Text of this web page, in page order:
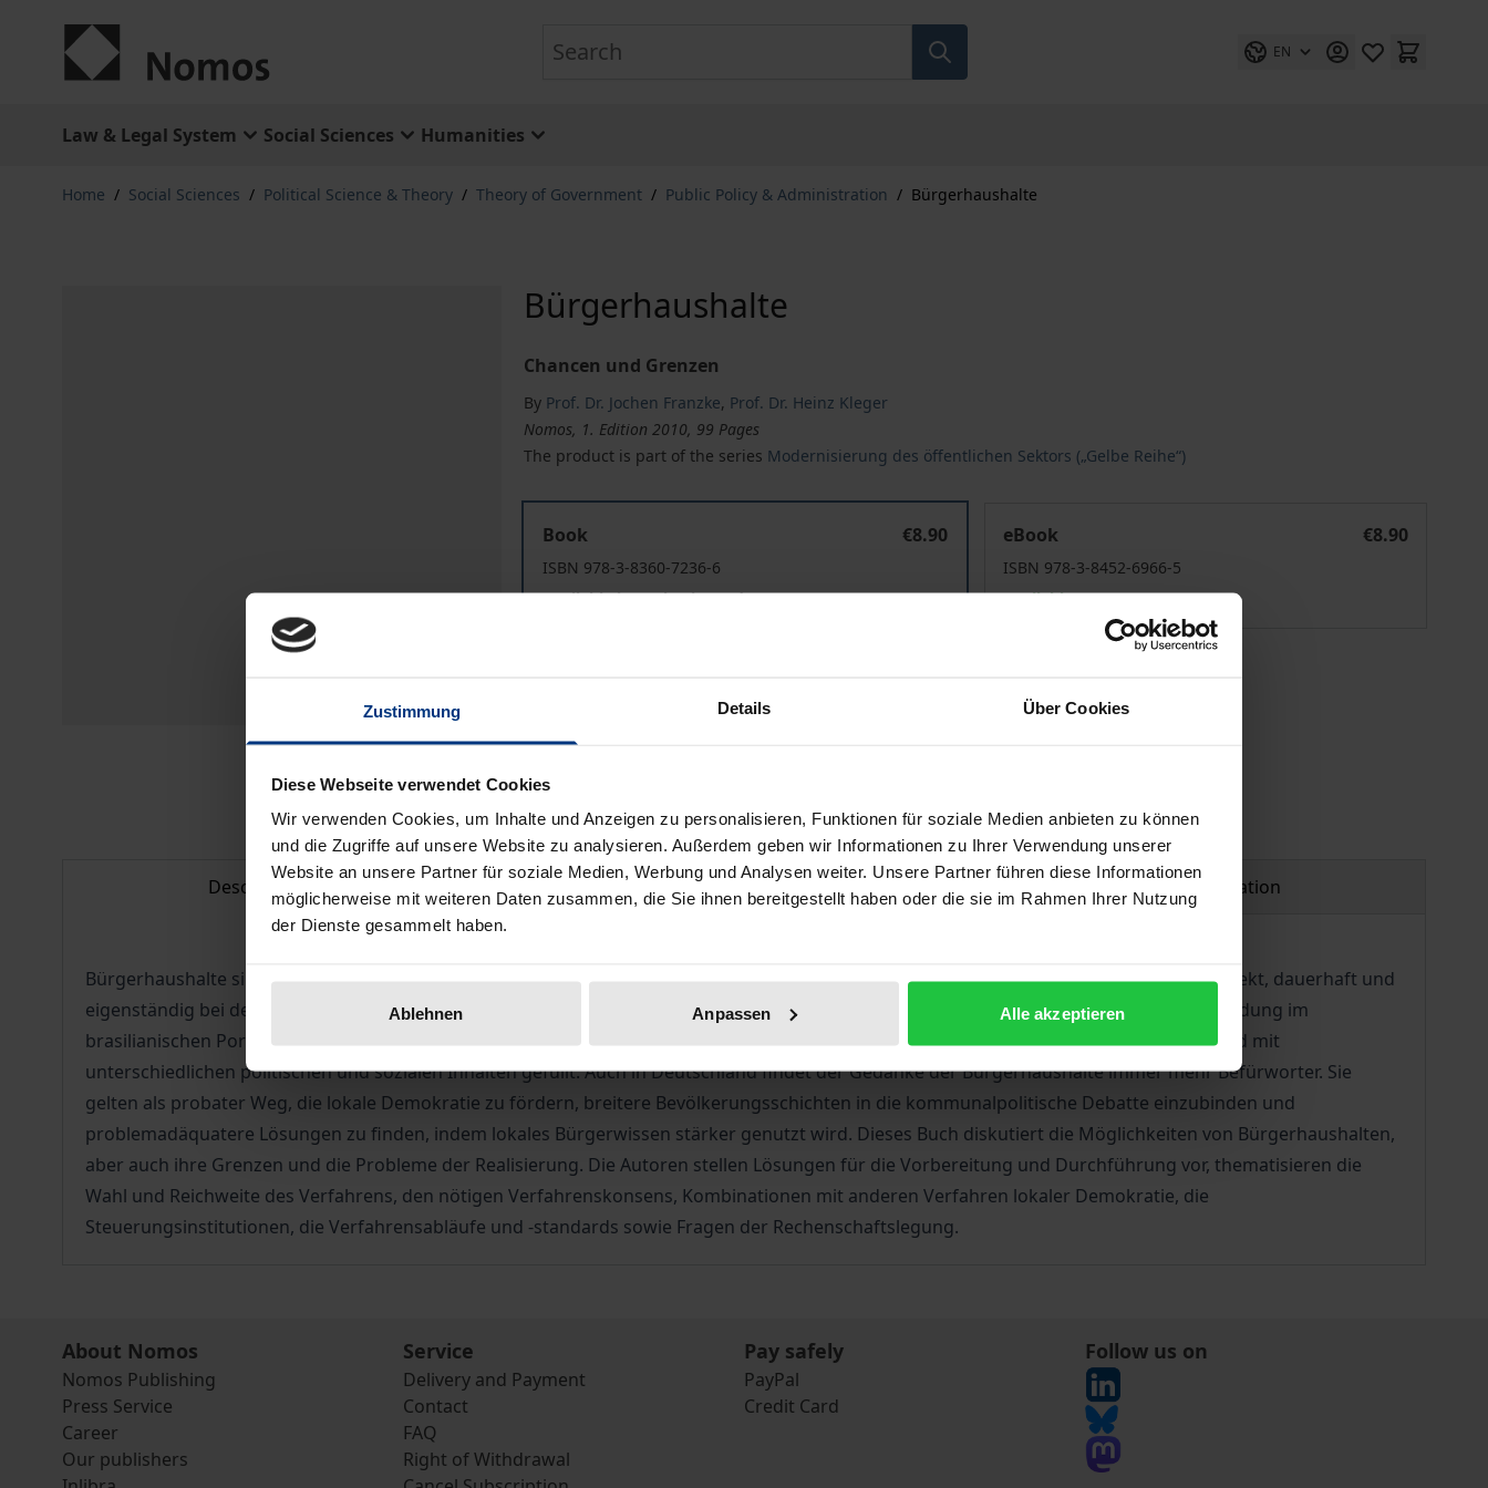
Zustimmung Details Über Cookies
Diese Webseite verwendet Cookies
Wir verwenden Cookies, um Inhalte und Anzeigen zu personalisieren, Funktionen für soziale Medien anbieten zu können
und die Zugriffe auf unsere Website zu analysieren. Außerdem geben wir Informationen zu Ihrer Verwendung unserer
Website an unsere Partner für soziale Medien, Werbung und Analysen weiter. Unsere Partner führen diese Informationen
möglicherweise mit weiteren Daten zusammen, die Sie ihnen bereitgestellt haben oder die sie im Rahmen Ihrer Nutzung
der Dienste gesammelt haben.
Ablehnen Anpassen Alle akzeptieren
EN
Law & Legal System Social Sciences Humanities
Home / Social Sciences / Political Science & Theory / Theory of Government / Public Policy & Administration / Bürgerhaushalte
Bürgerhaushalte
Chancen und Grenzen
By Prof. Dr. Jochen Franzke, Prof. Dr. Heinz Kleger
Nomos, 1. Edition 2010, 99 Pages
The product is part of the series Modernisierung des öffentlichen Sektors („Gelbe Reihe“)
Book
€8.90
ISBN 978-3-8360-7236-6
Available in 3-5 business days
eBook
€8.90
ISBN 978-3-8452-6966-5
Available
Add to Cart
Delivery cost notice
Description Bibliographical data Product safety information
Bürgerhaushalte sind eine moderne Form der Beteiligung der Bürger an der Erstellung kommunaler Haushalte, bei der die Einwohner direkt, dauerhaft und
eigenständig bei dessen Diskussion und Entscheidung mitwirken. Die Idee partizipativer Haushalte hat sich seit ihrer erstmaligen Verwendung im
brasilianischen Porto Alegre 1989 weltweit verbreitet. Sie entfaltet sich unter differierenden politisch-administrativen Umständen und wird mit
unterschiedlichen politischen und sozialen Inhalten gefüllt. Auch in Deutschland findet der Gedanke der Bürgerhaushalte immer mehr Befürworter. Sie
gelten als probater Weg, die lokale Demokratie zu fördern, breitere Bevölkerungsschichten in die kommunalpolitische Debatte einzubinden und
problemadäquatere Lösungen zu finden, indem lokales Bürgerwissen stärker genutzt wird. Dieses Buch diskutiert die Möglichkeiten von Bürgerhaushalten,
aber auch ihre Grenzen und die Probleme der Realisierung. Die Autoren stellen Lösungen für die Vorbereitung und Durchführung vor, thematisieren die
Wahl und Reichweite des Verfahrens, den nötigen Verfahrenskonsens, Kombinationen mit anderen Verfahren lokaler Demokratie, die
Steuerungsinstitutionen, die Verfahrensabläufe und -standards sowie Fragen der Rechenschaftslegung.
About Nomos
Nomos Publishing
Press Service
Career
Our publishers
Service
Delivery and Payment
Contact
FAQ
Right of Withdrawal
Pay safely
PayPal
Credit Card
Follow us on